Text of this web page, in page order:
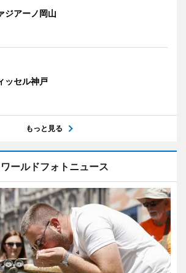
ジアーノ岡山
ッセル神戸
もっと見る
ワールドフォトニュース